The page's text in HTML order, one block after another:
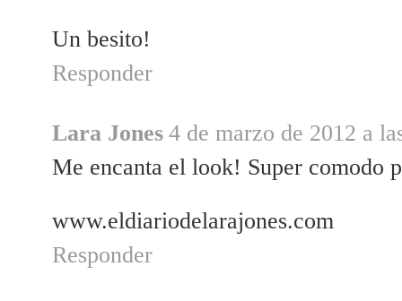
Un besito!
Responder
Lara Jones 4 de marzo de 2012 a
Me encanta el look! Super comodo
www.eldiariodelarajones.com
Responder